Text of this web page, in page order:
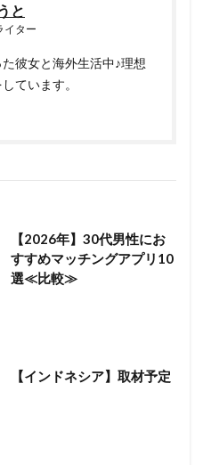
と
イター
彼女と海外生活中♪理想
ています。
【2026年】30代男性にお
すすめマッチングアプリ10
選≪比較≫
【インドネシア】取材予定